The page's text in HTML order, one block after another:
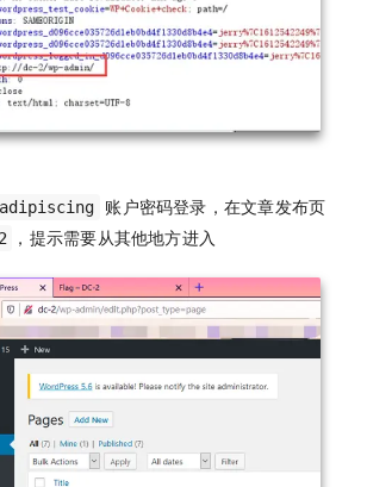
账户密码登录，在文章发布页
，提示需要从其他地方进入